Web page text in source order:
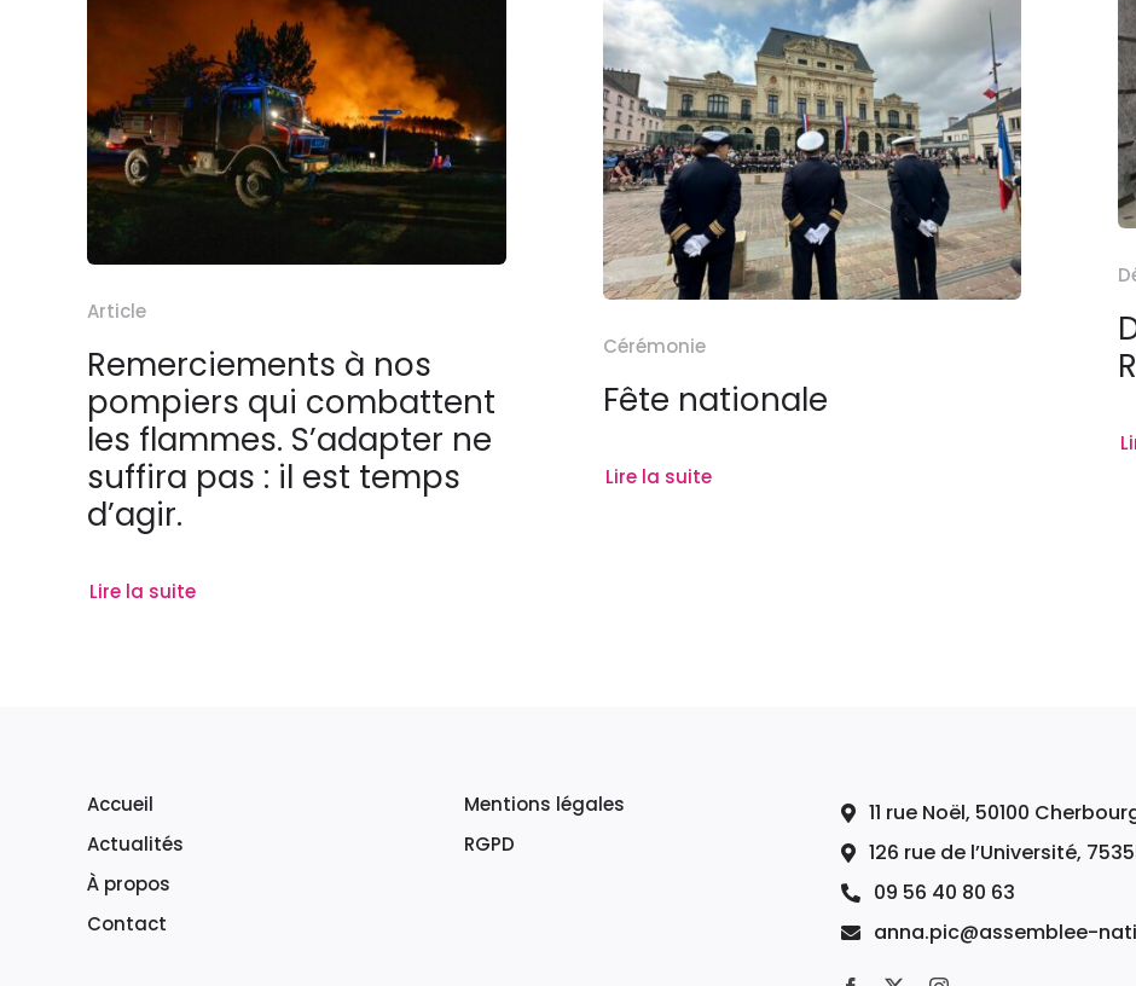
Article
Remerciements à nos
pompiers qui combattent
les flammes. S’adapter ne
suffira pas : il est temps
d’agir.
Lire la suite
Cérémonie
Fête nationale
Lire la suite
Accueil
Actualités
À propos
Contact
Mentions légales
RGPD
11 rue Noël, 50100
126 rue de l’Université,
09 56 40 80 63
anna.pic@assemblee-